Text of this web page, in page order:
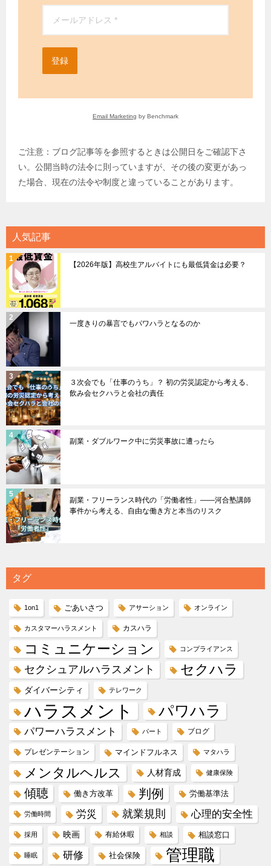
登録
Email Marketing by Benchmark
ご注意：ブログ記事等を参照するときは公開日をご確認下さ
い。公開当時の法令に則っていますが、その後の変更があっ
た場合、現在の法令や制度と違っていることがあります。
人気記事
【2026年版】高校生アルバイトにも最低賃金は必要？
一度きりの暴言でもパワハラとなるのか
３次会でも「仕事のうち」？ 初の労災認定から考える、
飲み会セクハラと会社の責任
副業・ダブルワーク中に労災事故に遭ったら
副業・フリーランス時代の「労働者性」――河合塾講師
事件から考える、自由な働き方と本当のリスク
タグ
1on1 ごあいさつ アサーション オンライン
カスタマーハラスメント カスハラ
コミュニケーション コンプライアンス
セクシュアルハラスメント セクハラ
ダイバーシティ テレワーク
ハラスメント パワハラ
パワーハラスメント パート ブログ
プレゼンテーション マインドフルネス マタハラ
メンタルヘルス 人材育成 健康保険
傾聴 働き方改革 判例 労働基準法
労働時間 労災 就業規則 心理的安全性
採用 映画 有給休暇 相談 相談窓口
睡眠 研修 社会保険 管理職